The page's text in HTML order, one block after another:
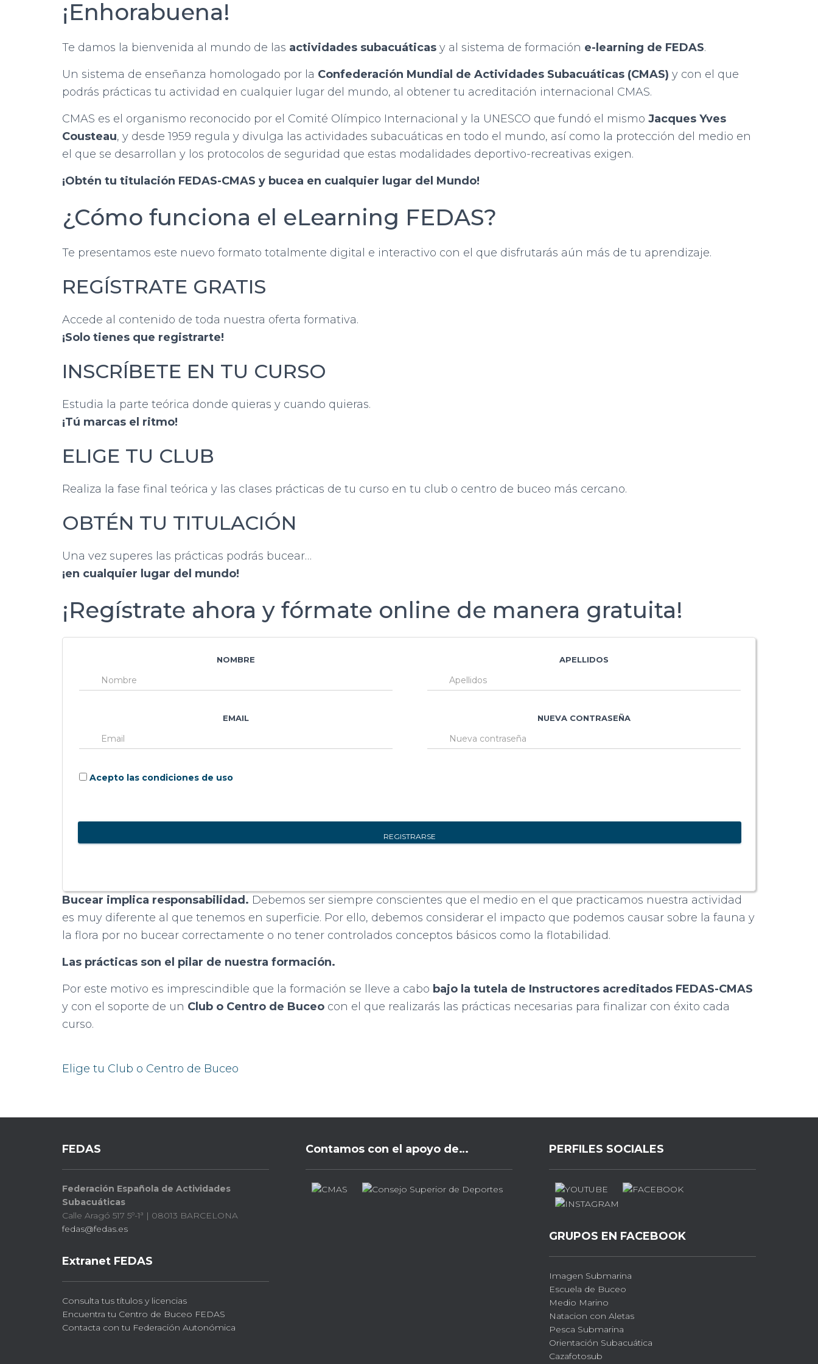
¡Enhorabuena!
Te damos la bienvenida al mundo de las actividades subacuáticas y al sistema de formación e-learning de FEDAS.
Un sistema de enseñanza homologado por la Confederación Mundial de Actividades Subacuáticas (CMAS) y con el que
podrás prácticas tu actividad en cualquier lugar del mundo, al obtener tu acreditación internacional CMAS.
CMAS es el organismo reconocido por el Comité Olímpico Internacional y la UNESCO que fundó el mismo Jacques Yves
Cousteau, y desde 1959 regula y divulga las actividades subacuáticas en todo el mundo, así como la protección del medio en
el que se desarrollan y los protocolos de seguridad que estas modalidades deportivo-recreativas exigen.
¡Obtén tu titulación FEDAS-CMAS y bucea en cualquier lugar del Mundo!
¿Cómo funciona el eLearning FEDAS?
Te presentamos este nuevo formato totalmente digital e interactivo con el que disfrutarás aún más de tu aprendizaje.
REGÍSTRATE GRATIS
Accede al contenido de toda nuestra oferta formativa.
¡Solo tienes que registrarte!
INSCRÍBETE EN TU CURSO
Estudia la parte teórica donde quieras y cuando quieras.
¡Tú marcas el ritmo!
ELIGE TU CLUB
Realiza la fase final teórica y las clases prácticas de tu curso en tu club o centro de buceo más cercano.
OBTÉN TU TITULACIÓN
Una vez superes las prácticas podrás bucear…
¡en cualquier lugar del mundo!
¡Regístrate ahora y fórmate online de manera gratuita!
NOMBRE APELLIDOS
EMAIL NUEVA CONTRASEÑA
Acepto las condiciones de uso
Bucear implica responsabilidad. Debemos ser siempre conscientes que el medio en el que practicamos nuestra actividad
es muy diferente al que tenemos en superficie. Por ello, debemos considerar el impacto que podemos causar sobre la fauna y
la flora por no bucear correctamente o no tener controlados conceptos básicos como la flotabilidad.
Las prácticas son el pilar de nuestra formación.
Por este motivo es imprescindible que la formación se lleve a cabo bajo la tutela de Instructores acreditados FEDAS-CMAS
y con el soporte de un Club o Centro de Buceo con el que realizarás las prácticas necesarias para finalizar con éxito cada
curso.
Elige tu Club o Centro de Buceo
FEDAS
Federación Española de Actividades
Subacuáticas
Calle Aragó 517 5º-1ª | 08013 BARCELONA
fedas@fedas.es
Extranet FEDAS
Consulta tus títulos y licencias
Encuentra tu Centro de Buceo FEDAS
Contacta con tu Federación Autonómica
Contamos con el apoyo de… PERFILES SOCIALES
GRUPOS EN FACEBOOK
Imagen Submarina
Escuela de Buceo
Medio Marino
Natacion con Aletas
Pesca Submarina
Orientación Subacuática
Cazafotosub